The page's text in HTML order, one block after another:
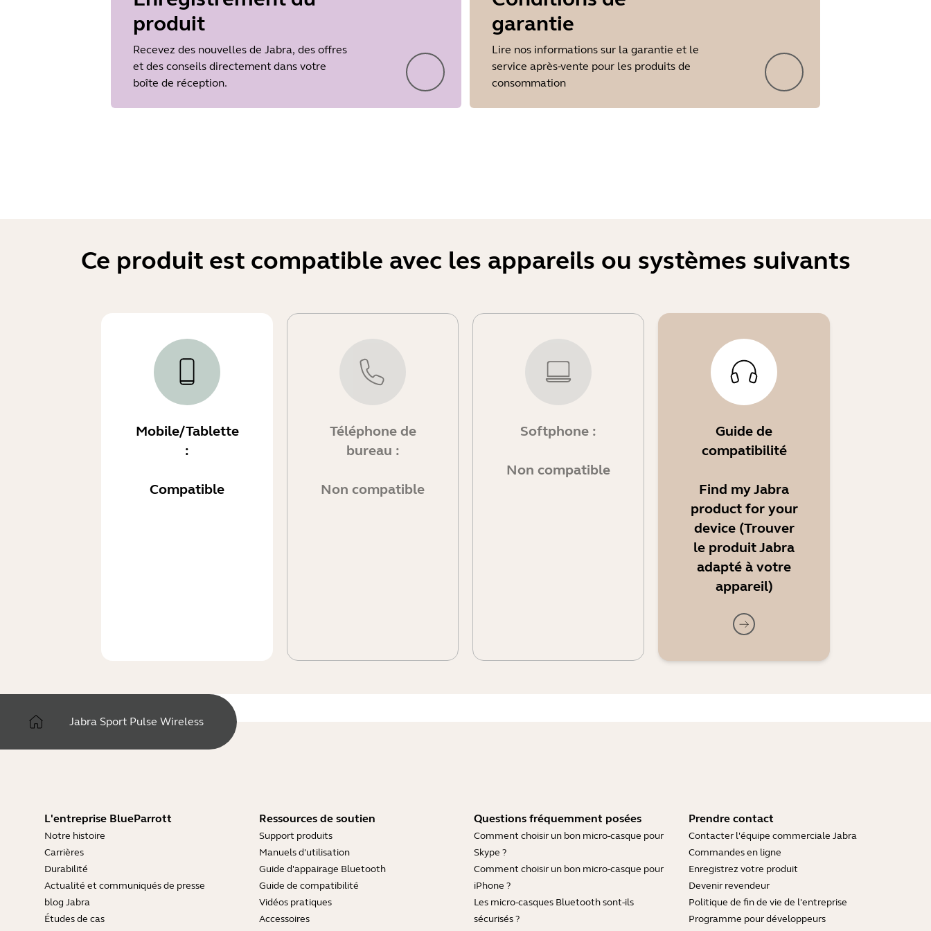
Showing 5 of 54
Anglais
Release date 2017/05/30
4.4
produit
Recevez des nouvelles de Jabra, des offres
et des conseils directement dans votre
boîte de réception.
garantie
Lire nos informations sur la garantie et le
service après-vente pour les produits de
consommation
Ce produit est compatible avec les appareils ou systèmes suivants
Mobile/Tablette
:
Compatible
Téléphone de
bureau :
Non compatible
Softphone :
Non compatible
Guide de
compatibilité
Find my Jabra
product for your
device (Trouver
le produit Jabra
adapté à votre
appareil)
Jabra Sport Pulse Wireless
L'entreprise BlueParrott
Notre histoire
Carrières
Durabilité
Actualité et communiqués de presse
blog Jabra
Études de cas
Ressources de soutien
Support produits
Manuels d'utilisation
Guide d'appairage Bluetooth
Guide de compatibilité
Vidéos pratiques
Accessoires
Questions fréquemment posées
Comment choisir un bon micro-casque pour
Skype ?
Comment choisir un bon micro-casque pour
iPhone ?
Les micro-casques Bluetooth sont-ils
sécurisés ?
Prendre contact
Contacter l'équipe commerciale Jabra
Commandes en ligne
Enregistrez votre produit
Devenir revendeur
Politique de fin de vie de l'entreprise
Programme pour développeurs